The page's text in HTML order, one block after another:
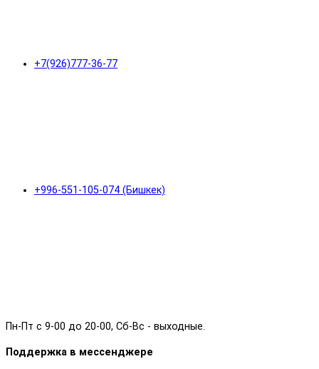
+7(926)777-36-77
+996-551-105-074 (Бишкек)
Пн-Пт с 9-00 до 20-00, Сб-Вс - выходные.
Поддержка в мессенджере